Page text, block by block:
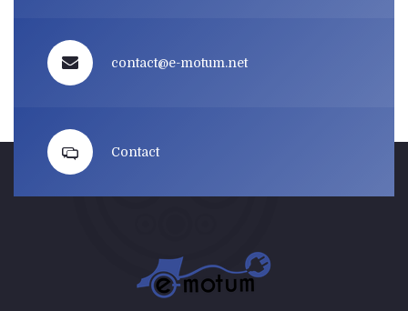
contact@e-motum.net
Contact